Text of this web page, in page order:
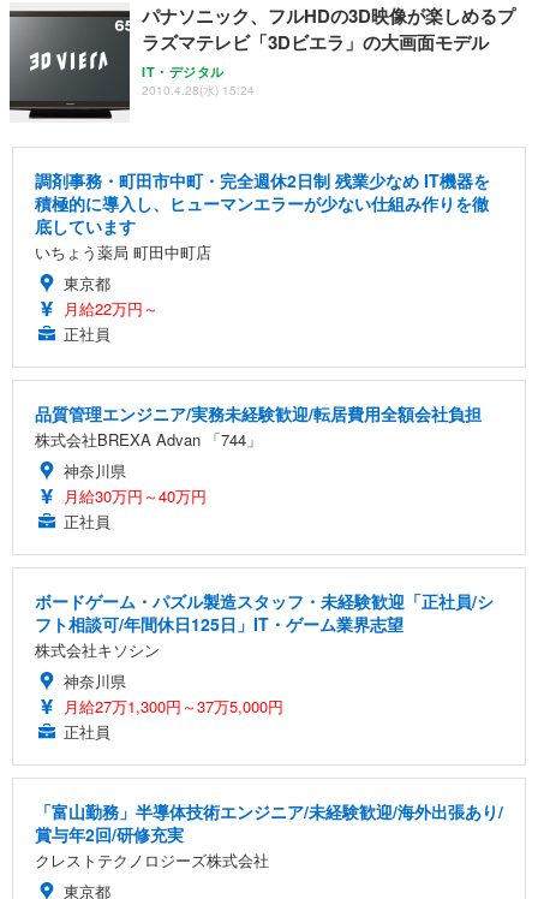
パナソニック、フルHDの3D映像が楽しめるプ
ラズマテレビ「3Dビエラ」の大画面モデル
IT・デジタル
2010.4.28(水) 15:24
調剤事務・町田市中町・完全週休2日制 残業少なめ IT機器を
積極的に導入し、ヒューマンエラーが少ない仕組み作りを徹
底しています
いちょう薬局 町田中町店
東京都
月給22万円～
正社員
品質管理エンジニア/実務未経験歓迎/転居費用全額会社負担
株式会社BREXA Advan 「744」
神奈川県
月給30万円～40万円
正社員
ボードゲーム・パズル製造スタッフ・未経験歓迎「正社員/シ
フト相談可/年間休日125日」IT・ゲーム業界志望
株式会社キソシン
神奈川県
月給27万1,300円～37万5,000円
正社員
「富山勤務」半導体技術エンジニア/未経験歓迎/海外出張あり/
賞与年2回/研修充実
クレストテクノロジーズ株式会社
東京都